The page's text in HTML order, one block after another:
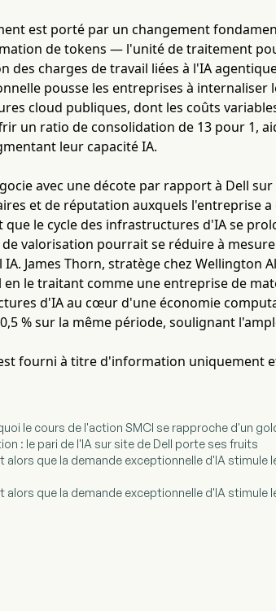
est porté par un changement
de tokens — l'unité de traitement
des charges de travail liées à l'IA
pousse les entreprises à
cloud publiques, dont les coûts
un ratio de consolidation de 13 pour 1,
leur capacité IA.
avec une décote par rapport à Dell
et de réputation auxquels l'entreprise
le cycle des infrastructures d'IA se
valorisation pourrait se réduire à
James Thorn, stratège chez Wellington
en le traitant comme une entreprise de
d'IA au cœur d'une économie
% sur la même période, soulignant
fourni à titre d'information uniquement
le cours de l'action SMCI se rapproche d'un
: le pari de l'IA sur site de Dell porte ses fruits
alors que la demande exceptionnelle d'IA
alors que la demande exceptionnelle d'IA